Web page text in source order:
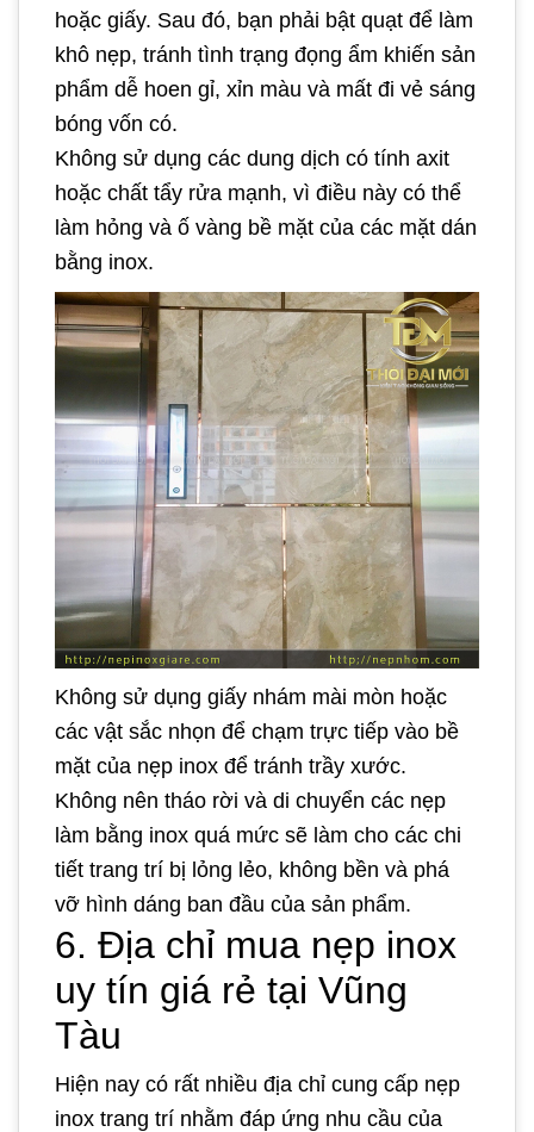
hoặc giấy. Sau đó, bạn phải bật quạt để làm
khô nẹp, tránh tình trạng đọng ẩm khiến sản
phẩm dễ hoen gỉ, xỉn màu và mất đi vẻ sáng
bóng vốn có.
Không sử dụng các dung dịch có tính axit
hoặc chất tẩy rửa mạnh, vì điều này có thể
làm hỏng và ố vàng bề mặt của các mặt dán
bằng inox.
Không sử dụng giấy nhám mài mòn hoặc
các vật sắc nhọn để chạm trực tiếp vào bề
mặt của nẹp inox để tránh trầy xước.
Không nên tháo rời và di chuyển các nẹp
làm bằng inox quá mức sẽ làm cho các chi
tiết trang trí bị lỏng lẻo, không bền và phá
vỡ hình dáng ban đầu của sản phẩm.
6. Địa chỉ mua nẹp inox
uy tín giá rẻ tại Vũng
Tàu
Hiện nay có rất nhiều địa chỉ cung cấp nẹp
inox trang trí nhằm đáp ứng nhu cầu của